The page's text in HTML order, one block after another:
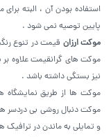
استفاده بودن آن ، البته برای
پایین توصیه نمی شود .
موکت ارزان قیمت در تنوع
موکت های گرانقیمت علاوه
نیز بستگی داشته باشد .
موکت ها از طریق نمایشگاه
موکت دنبال روشی بی دردسر
و تمایلی به ماندن در ترافیک